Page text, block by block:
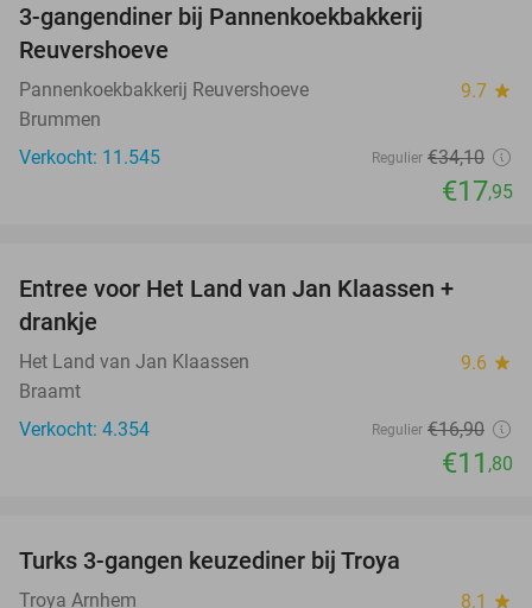
3-gangendiner bij Pannenkoekbakkerij
Reuvershoeve
Pannenkoekbakkerij Reuvershoeve 9.7 star
Brummen
Verkocht: 11.545
Regulier €34,10
€17,95
Entree voor Het Land van Jan Klaassen +
drankje
Het Land van Jan Klaassen 9.6 star
Braamt
Verkocht: 4.354
Regulier €16,90
€11 ,80
Turks 3-gangen keuzediner bij Troya
Troya Arnhem 8.1 star